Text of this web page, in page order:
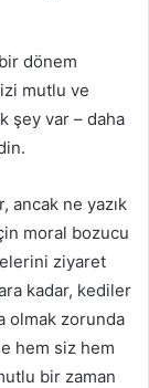
dönem
mutlu ve
şey var – daha
ancak ne yazık
moral bozucu
ziyaret
kadar, kediler
olmak zorunda
hem siz hem
bir zaman